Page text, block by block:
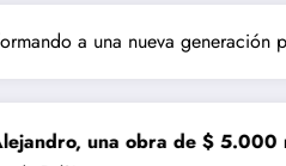
a una nueva generación
de $ 5.000 millones se